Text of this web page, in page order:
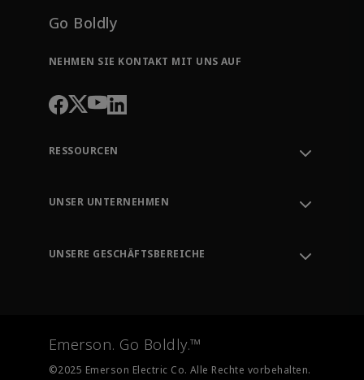
Go Boldly
NEHMEN SIE KONTAKT MIT UNS AUF
RESSOURCEN
Auftragsverfolgung
Ausbildung
UNSER UNTERNEHMEN
Umwelt, Soziales und Governance
UNSERE GESCHÄFTSBEREICHE
Messinstrumentierung
Emerson. Go Boldly.™
©2025 Emerson Electric Co. Alle Rechte vorbehalten.